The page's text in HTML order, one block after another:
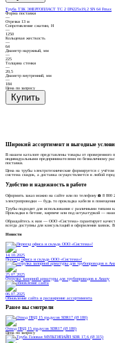
Труба ТЗК ЭНЕРГОПЛАСТ ТС 2 DN225х19,2 SN 64 Fmax
Форма поставки
—
Отрезки 13 м
Сопротивление сжатию, Н
—
1250
Кольцевая жесткость
—
64
Диаметр наружный, мм
—
225
Толщина стенки
—
20,5
Диаметр внутренний, мм
—
184
Цена по запросу
Широкий ассортимент и выгодные
В нашем каталоге представлены товары от
индивидуальными предпринимателями по безналичному
поставки.
Цена на трубы электротехнические формируется с
система скидок, а доставка осуществляется в любой
Удобство и надежность в работе
Оформить заказ можно на сайте или по телефону ☎️ 8 800
электропроводки — будь то прокладка кабеля в
Трубы подходят для использования с различными типами
Прокладки в бетоне, кирпиче или под штукатуркой —
Обращайтесь к нам — ООО «Система» гарантирует
всегда доступны для консультаций и оформления
Новости
14.10.2025
Переезд офиса и склада ООО «Система»!
25.07.2025
Отгрузка запорной арматуры для трубопроводов в Анапу
06.07.2025
Обновление сайта и расширение ассортимента
Ранее вы смотрели
Отвод ПНД 15 градусов SDR17 (Ø 180)
Цена по запросу